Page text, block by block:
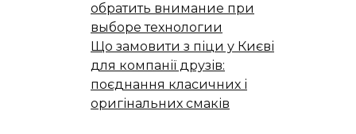
обратить внимание при
выборе технологии
Що замовити з піци у Києві
для компанії друзів:
поєднання класичних і
оригінальних смаків